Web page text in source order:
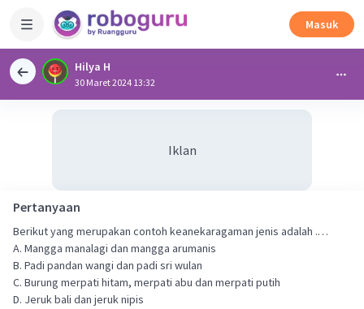
Masuk
Hilya H
30 Maret 2024 13:32
Iklan
Pertanyaan
Berikut yang merupakan contoh keanekaragaman jenis adalah .…
A. Mangga manalagi dan mangga arumanis
B. Padi pandan wangi dan padi sri wulan
C. Burung merpati hitam, merpati abu dan merpati putih
D. Jeruk bali dan jeruk nipis